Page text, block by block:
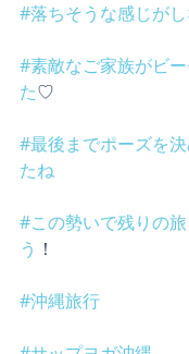
#落ちそうな感じが
#素敵なご家族がビ
た♡
#最後までポーズを
たね
#この勢いで残りの
う ！
#沖縄旅行